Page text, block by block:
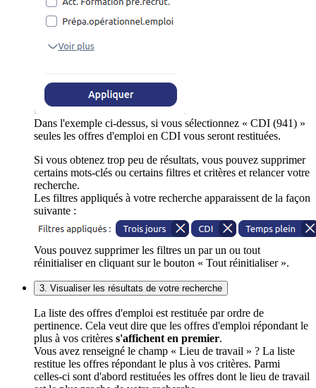
Dans l'exemple ci-dessus, si vous sélectionnez « CDI (941) »
seules les offres d'emploi en CDI vous seront restituées.
Si vous obtenez trop peu de résultats, vous pouvez supprimer
certains mots-clés ou certains filtres et critères et relancer votre
recherche.
Les filtres appliqués à votre recherche apparaissent de la façon
suivante :
Vous pouvez supprimer les filtres un par un ou tout
réinitialiser en cliquant sur le bouton « Tout réinitialiser ».
3. Visualiser les résultats de votre recherche
La liste des offres d'emploi est restituée par ordre de
pertinence. Cela veut dire que les offres d'emploi répondant le
plus à vos critères s'affichent en premier.
Vous avez renseigné le champ « Lieu de travail » ? La liste
restitue les offres répondant le plus à vos critères. Parmi
celles-ci sont d'abord restituées les offres dont le lieu de travail